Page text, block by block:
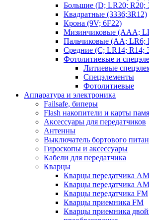
Большие (D; LR20; R20;
Квадратные (3336;3R12)
Крона (9V; 6F22)
Мизинчиковые (AAA;
Пальчиковые (AA; LR6;
Средние (C; LR14; R14;
Фотолитиевые и
Литиевые
Спецэлементы
Фотолитиевые
Аппаратура и электроника
Failsafe, биперы
Flash накопители и карты
Аксессуары для передатчиков
Антенны
Выключатель бортового
Гироскопы и аксессуары
Кабели для передатчика
Кварцы
Кварцы передатчика
Кварцы передатчика
Кварцы передатчика FM
Кварцы приемника FM
Кварцы приемника